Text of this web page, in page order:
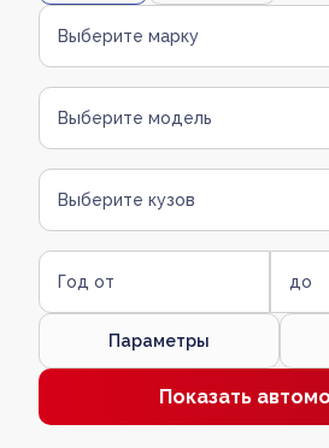
Выберите марку
Выберите модель
Выберите кузов
Год от до
Параметры
Показать